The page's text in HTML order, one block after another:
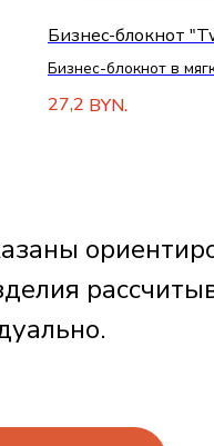
Бизнес-блокнот
Бизнес-блокнот в
27,2 BYN.